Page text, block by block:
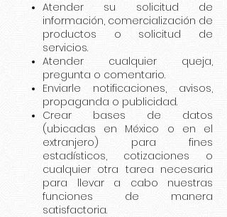
Atender su solicitud de
información, comercialización de
productos o solicitud de
servicios.
Atender cualquier queja,
pregunta o comentario.
Enviarle notificaciones, avisos,
propaganda o publicidad.
Crear bases de datos
(ubicadas en México o en el
extranjero) para fines
estadísticos, cotizaciones o
cualquier otra tarea necesaria
para llevar a cabo nuestras
funciones de manera
satisfactoria.